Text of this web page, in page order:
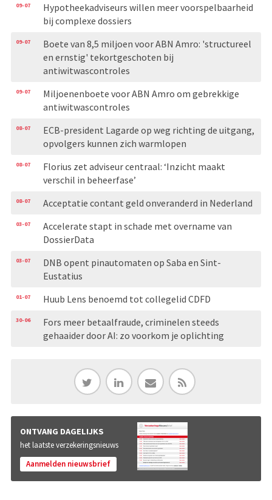
09-07
Hypotheekadviseurs willen meer voorspelbaarheid
bij complexe dossiers
09-07
Boete van 8,5 miljoen voor ABN Amro: 'structureel
en ernstig' tekortgeschoten bij
antiwitwascontroles
09-07
Miljoenenboete voor ABN Amro om gebrekkige
antiwitwascontroles
08-07
ECB-president Lagarde op weg richting de uitgang,
opvolgers kunnen zich warmlopen
08-07
Florius zet adviseur centraal: ‘Inzicht maakt
verschil in beheerfase’
08-07 Acceptatie contant geld onveranderd in Nederland
03-07
Accelerate stapt in schade met overname van
DossierData
03-07
DNB opent pinautomaten op Saba en Sint-
Eustatius
01-07 Huub Lens benoemd tot collegelid CDFD
30-06
Fors meer betaalfraude, criminelen steeds
gehaaider door AI: zo voorkom je oplichting
ONTVANG DAGELIJKS
het laatste verzekeringsnieuws
Aanmelden nieuwsbrief